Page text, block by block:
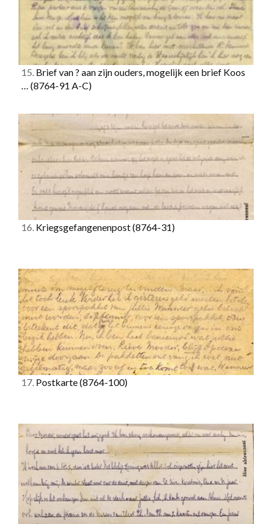
15. Brief van ? aan zijn ouders, mogelijk een brief Koos
… (8764-91 A-C)
16. Kriegsgefangenenpost(8764-31)
17. Postkarte(8764-100)